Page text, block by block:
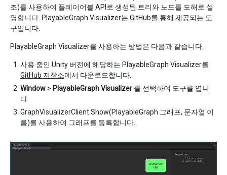
조)를 사용하여 플레이어블 API로 생성된 트리와 노드를 도해로 설
명합니다. PlayableGraph Visualizer는 GitHub를 통해 제공되는 도
구입니다.
PlayableGraph Visualizer를 사용하는 방법은 다음과 같습니다.
사용 중인 Unity 버전에 해당하는 PlayableGraph Visualizer를
GitHub 저장소에서 다운로드합니다.
Window > PlayableGraph Visualizer 를 선택하여 도구를 엽니
다.
GraphVisualizerClient.Show(PlayableGraph 그래프, 문자열 이
름)를 사용하여 그래프를 등록합니다.